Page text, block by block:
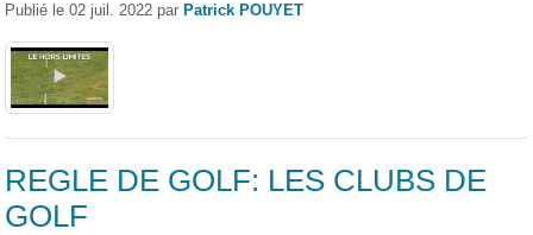
Publié le 02 juil. 2022 par Patrick POUYET
REGLE DE GOLF: LES CLUBS DE
GOLF